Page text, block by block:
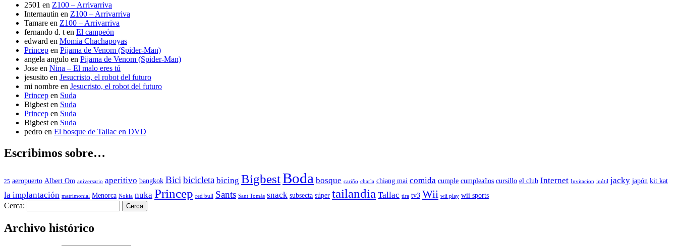
2501 en Z100 – Arrivarriva
Internautin en Z100 – Arrivarriva
Tamare en Z100 – Arrivarriva
fernando d. t en El campeón
edward en Momia Chachapoyas
Princep en Pijama de Venom (Spider-Man)
angela angulo en Pijama de Venom (Spider-Man)
Jose en Nina – El malo eres tú
jesusito en Jesucristo, el robot del futuro
mi nombre en Jesucristo, el robot del futuro
Princep en Suda
Bigbest en Suda
Princep en Suda
Bigbest en Suda
pedro en El bosque de Tallac en DVD
Escribimos sobre…
25 aeropuerto Albert Om aniversario aperitivo bangkok Bici bicicleta bicing BigbestBoda bosque cariño charla chiang mai comida cumple cumpleaños cursillo el club Internet Invitacion inútil jacky japón kit kat
la implantación matrimonial Menorca Nokia nuka Princep red bull Sants Sant Tomàs snack subsecta súper tailandia Tallac tira tv3 Wii wii play wii sports
Cerca:
Archivo histórico